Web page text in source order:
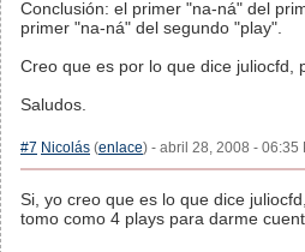
Conclusión: el primer "na-ná" del
primer "na-ná" del segundo "play".
Creo que es por lo que dice juliocfd,
Saludos.
#7 Nicolás (enlace) - abril 28, 2008 - 06:35
Si, yo creo que es lo que dice
tomo como 4 plays para darme